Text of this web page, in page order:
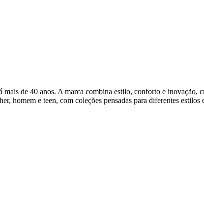
de 40 anos. A marca combina estilo, conforto e inovação,
homem e teen, com coleções pensadas para diferentes